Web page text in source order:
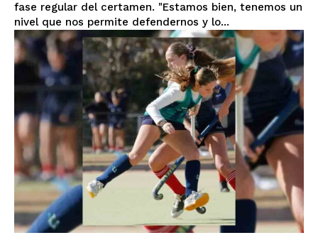
fase regular del certamen. "Estamos bien, tenemos un
nivel que nos permite defendernos y lo...